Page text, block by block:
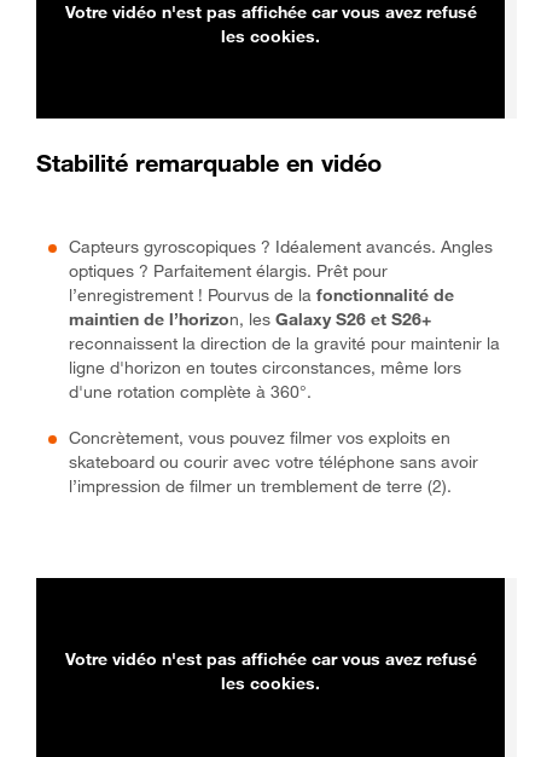
Votre vidéo n'est pas affichée car vous avez refusé
les cookies.
Stabilité remarquable en vidéo
Capteurs gyroscopiques ? Idéalement avancés. Angles
optiques ? Parfaitement élargis. Prêt pour
l’enregistrement ! Pourvus de la fonctionnalité de
maintien de l’horizon, les Galaxy S26 et S26+
reconnaissent la direction de la gravité pour maintenir la
ligne d'horizon en toutes circonstances, même lors
d'une rotation complète à 360°.
Concrètement, vous pouvez filmer vos exploits en
skateboard ou courir avec votre téléphone sans avoir
l’impression de filmer un tremblement de terre (2).
Votre vidéo n'est pas affichée car vous avez refusé
les cookies.